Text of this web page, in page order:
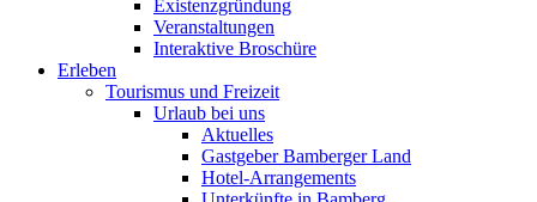
Existenzgründung
Veranstaltungen
Interaktive Broschüre
Erleben
Tourismus und Freizeit
Urlaub bei uns
Aktuelles
Gastgeber Bamberger Land
Hotel-Arrangements